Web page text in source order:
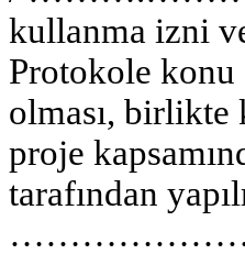
kullanma izni
Protokole konu
olması, birlikte
proje
tarafından
………………… İl